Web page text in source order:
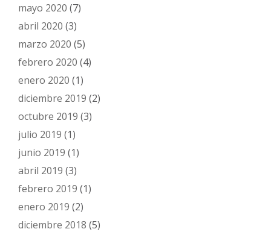
mayo 2020 (7)
abril 2020 (3)
marzo 2020 (5)
febrero 2020 (4)
enero 2020 (1)
diciembre 2019 (2)
octubre 2019 (3)
julio 2019 (1)
junio 2019 (1)
abril 2019 (3)
febrero 2019 (1)
enero 2019 (2)
diciembre 2018 (5)